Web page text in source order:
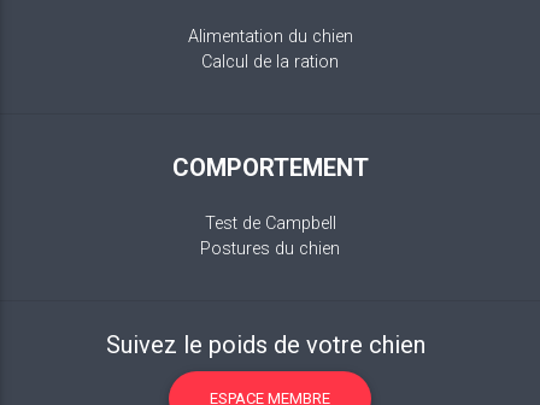
Alimentation du chien
Calcul de la ration
COMPORTEMENT
Test de Campbell
Postures du chien
Suivez le poids de votre chien
ESPACE MEMBRE